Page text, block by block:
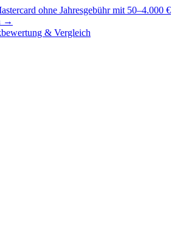
ohne Jahresgebühr mit 50–4.000 €
→
& Vergleich